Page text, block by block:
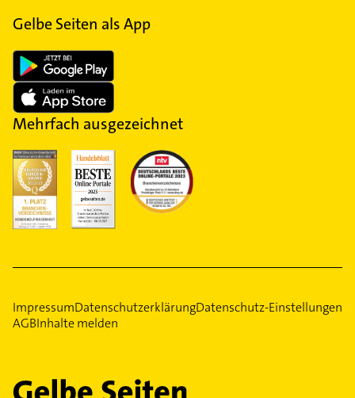
Gelbe Seiten als App
Mehrfach ausgezeichnet
ImpressumDatenschutzerklärungDatenschutz-Einstellungen
AGBInhalte melden